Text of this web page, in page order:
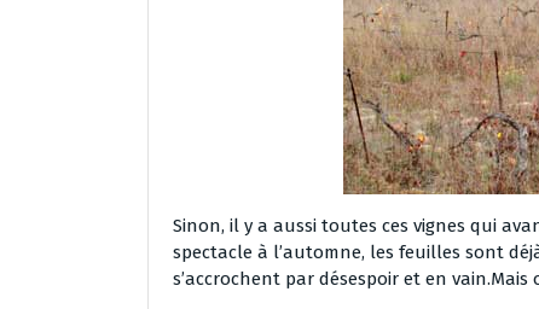
Sinon, il y a aussi toutes ces vignes qui
spectacle à l’automne, les feuilles sont
s’accrochent par désespoir et en